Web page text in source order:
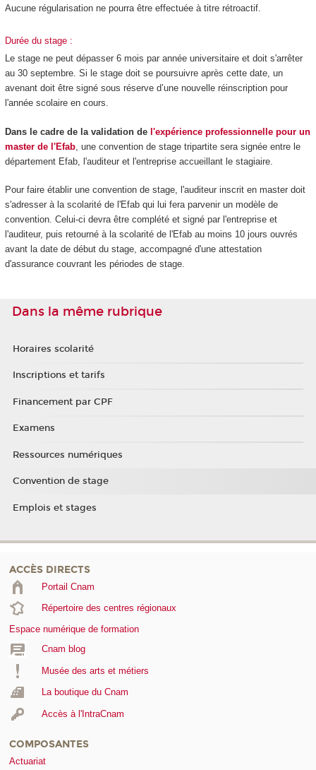
Aucune régularisation ne pourra être effectuée à titre rétroactif.
Durée du stage :
Le stage ne peut dépasser 6 mois par année universitaire et doit s'arrêter
au 30 septembre. Si le stage doit se poursuivre après cette date, un
avenant doit être signé sous réserve d’une nouvelle réinscription pour
l'année scolaire en cours.
Dans le cadre de la validation de l'expérience professionnelle pour un
master de l'Efab, une convention de stage tripartite sera signée entre le
département Efab, l'auditeur et l'entreprise accueillant le stagiaire.
Pour faire établir une convention de stage, l'auditeur inscrit en master doit
s'adresser à la scolarité de l'Efab qui lui fera parvenir un modèle de
convention. Celui-ci devra être complété et signé par l'entreprise et
l'auditeur, puis retourné à la scolarité de l'Efab au moins 10 jours ouvrés
avant la date de début du stage, accompagné d'une attestation
d'assurance couvrant les périodes de stage.
Dans la même rubrique
Horaires scolarité
Inscriptions et tarifs
Financement par CPF
Examens
Ressources numériques
Convention de stage
Emplois et stages
ACCÈS DIRECTS
Portail Cnam
Répertoire des centres régionaux
Espace numérique de formation
Cnam blog
Musée des arts et métiers
La boutique du Cnam
Accès à l'IntraCnam
COMPOSANTES
Actuariat